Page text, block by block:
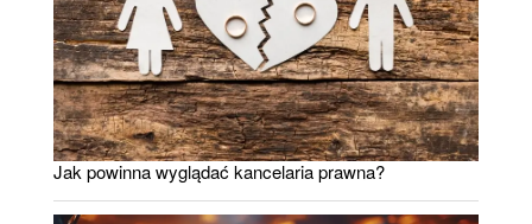
Jak powinna wyglądać kancelaria prawna?